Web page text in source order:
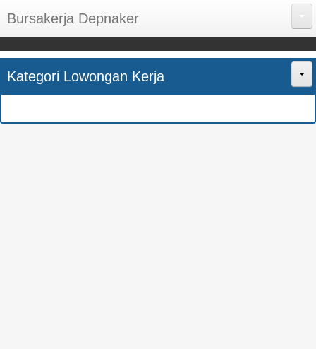
Bursakerja Depnaker
About Me
Disclaimer
Kategori Lowongan Kerja